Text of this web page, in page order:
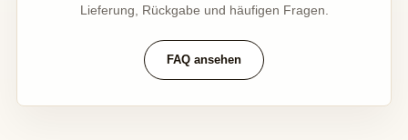
Lieferung, Rückgabe und häufigen Fragen.
FAQ ansehen